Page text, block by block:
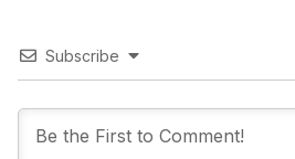
Subscribe